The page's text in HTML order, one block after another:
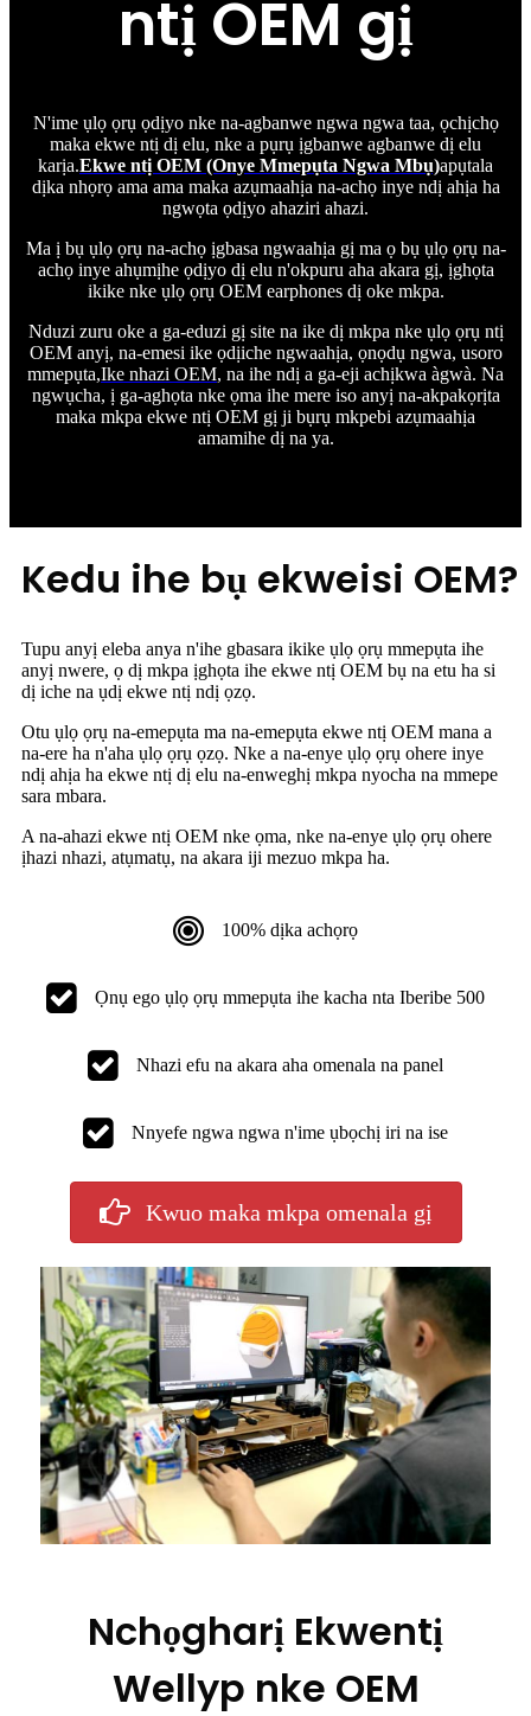
ntị OEM gị
N'ime ụlọ ọrụ ọdịyo nke na-agbanwe ngwa ngwa taa, ọchịchọ
maka ekwe ntị dị elu, nke a pụrụ ịgbanwe agbanwe dị elu
karịa.Ekwe ntị OEM (Onye Mmepụta Ngwa Mbụ)apụtala
dịka nhọrọ ama ama maka azụmaahịa na-achọ inye ndị ahịa ha
ngwọta ọdịyo ahaziri ahazi.
Ma ị bụ ụlọ ọrụ na-achọ ịgbasa ngwaahịa gị ma ọ bụ ụlọ ọrụ na-
achọ inye ahụmịhe ọdịyo dị elu n'okpuru aha akara gị, ịghọta
ikike nke ụlọ ọrụ OEM earphones dị oke mkpa.
Nduzi zuru oke a ga-eduzi gị site na ike dị mkpa nke ụlọ ọrụ ntị
OEM anyị, na-emesi ike ọdịiche ngwaahịa, ọnọdụ ngwa, usoro
mmepụta,Ike nhazi OEM, na ihe ndị a ga-eji achịkwa àgwà. Na
ngwụcha, ị ga-aghọta nke ọma ihe mere iso anyị na-akpakọrịta
maka mkpa ekwe ntị OEM gị ji bụrụ mkpebi azụmaahịa
amamihe dị na ya.
Kedu ihe bụ ekweisi OEM?
Tupu anyị eleba anya n'ihe gbasara ikike ụlọ ọrụ mmepụta ihe
anyị nwere, ọ dị mkpa ịghọta ihe ekwe ntị OEM bụ na etu ha si
dị iche na ụdị ekwe ntị ndị ọzọ.
Otu ụlọ ọrụ na-emepụta ma na-emepụta ekwe ntị OEM mana a
na-ere ha n'aha ụlọ ọrụ ọzọ. Nke a na-enye ụlọ ọrụ ohere inye
ndị ahịa ha ekwe ntị dị elu na-enweghị mkpa nyocha na mmepe
sara mbara.
A na-ahazi ekwe ntị OEM nke ọma, nke na-enye ụlọ ọrụ ohere
ịhazi nhazi, atụmatụ, na akara iji mezuo mkpa ha.
100% dịka achọrọ
Ọnụ ego ụlọ ọrụ mmepụta ihe kacha nta Iberibe 500
Nhazi efu na akara aha omenala na panel
Nnyefe ngwa ngwa n'ime ụbọchị iri na ise
Kwuo maka mkpa omenala gị
Nchọgharị Ekwentị
Wellyp nke OEM